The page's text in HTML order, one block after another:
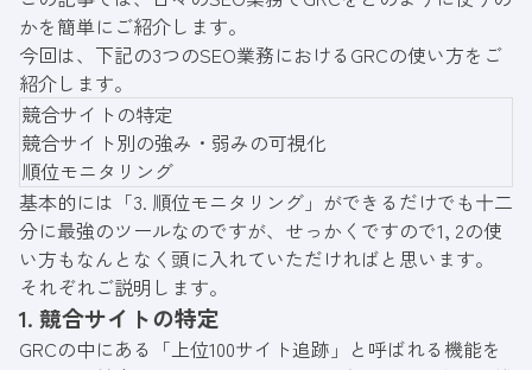
かを簡単にご紹介します。
今回は、下記の3つのSEO業務におけるGRCの使い方をご
紹介します。
競合サイトの特定
競合サイト別の強み・弱みの可視化
順位モニタリング
基本的には「3. 順位モニタリング」ができるだけでも十二
分に最強のツールなのですが、せっかくですので1, 2の使
い方もなんとなく頭に入れていただければと思います。
それぞれご説明します。
1. 競合サイトの特定
GRCの中にある「上位100サイト追跡」と呼ばれる機能を